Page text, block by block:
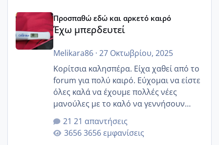
Έχω μπερδευτεί
Προσπαθώ εδώ και αρκετό καιρό
Έχω μπερδευτεί
Melikara86· 27 Οκτωβρίου, 2025
Κορίτσια καλησπέρα. Είχα χαθεί από το
forum για πολύ καιρό. Εύχομαι να είστε
όλες καλά να έχουμε πολλές νέες
μανούλες με το καλό να γεννήσουν
αυτές που ήδη περιμένουν. Να πάρουν
γερα μωράκια στην αγκαλίτσα τους
🙏🏼🙏🏼 Ας πάμε λοιπόν στο θέμα μου.
21 απαντήσεις
3656 εμφανίσεις